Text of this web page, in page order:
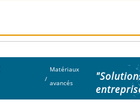
/
Matériaux
avancés